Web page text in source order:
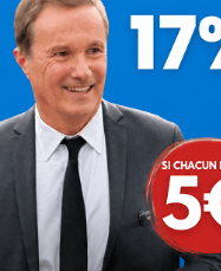
Présomption de
armes par les